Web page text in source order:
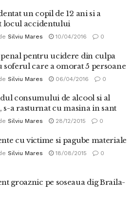
un copil de 12 ani si a
locul accidentului
Silviu Mares 10/04/2016 0
pentru ucidere din culpa
soferul care a omorat 5 persoane
Silviu Mares 06/04/2016 0
consumului de alcool si al
s-a rasturnat cu masina in sant
Silviu Mares 28/12/2015 0
cu victime si pagube materiale
Silviu Mares 18/08/2015 0
groaznic pe soseaua dig Braila-